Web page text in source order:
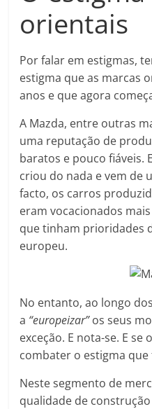
orientais
Por falar em estigmas,
estigma que as marcas
anos e que agora
A Mazda, entre outras
uma reputação de
baratos e pouco fiáveis.
criou do nada e vem de
facto, os carros
eram vocacionados
que tinham prioridades
europeu.
No entanto, ao longo
a “europeizar”os seus
exceção. E nota-se. E
combater o estigma
Neste segmento de
qualidade de